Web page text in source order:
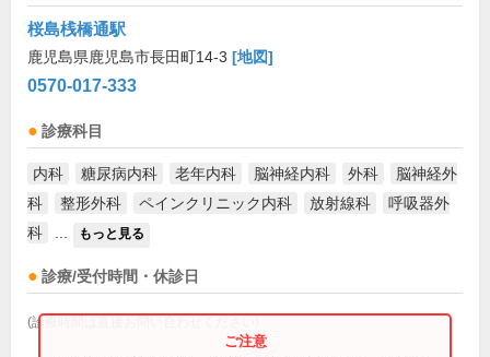
桜島桟橋通駅
鹿児島県鹿児島市長田町14-3 [地図]
0570-017-333
診療科目
内科 糖尿病内科 老年内科 脳神経内科 外科
脳神経外
科
整形外科 ペインクリニック内科 放射線科
呼吸器外
科
もっと見る
診療/受付時間・休診日
(診療時間は直接お問い合わせください)